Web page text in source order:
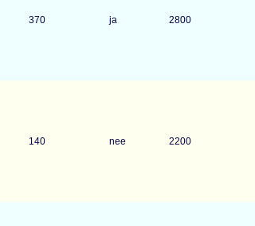
370 ja 2800
140 nee 2200